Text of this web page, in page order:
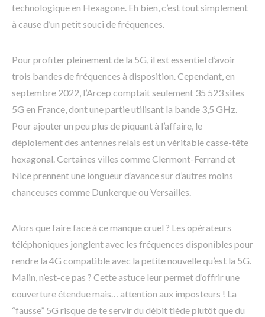
technologique en Hexagone. Eh bien, c’est tout simplement
à cause d’un petit souci de fréquences.
Pour profiter pleinement de la 5G, il est essentiel d’avoir
trois bandes de fréquences à disposition. Cependant, en
septembre 2022, l’Arcep comptait seulement 35 523 sites
5G en France, dont une partie utilisant la bande 3,5 GHz.
Pour ajouter un peu plus de piquant à l’affaire, le
déploiement des antennes relais est un véritable casse-tête
hexagonal. Certaines villes comme Clermont-Ferrand et
Nice prennent une longueur d’avance sur d’autres moins
chanceuses comme Dunkerque ou Versailles.
Alors que faire face à ce manque cruel ? Les opérateurs
téléphoniques jonglent avec les fréquences disponibles pour
rendre la 4G compatible avec la petite nouvelle qu’est la 5G.
Malin, n’est-ce pas ? Cette astuce leur permet d’offrir une
couverture étendue mais… attention aux imposteurs ! La
“fausse” 5G risque de te servir du débit tiède plutôt que du